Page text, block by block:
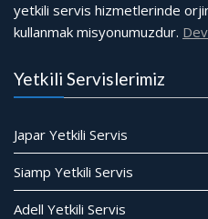
yetkili servis hizmetlerinde
kullanmak misyonumuzdur.
Yetkili Servislerimiz
Japar Yetkili Servis
Siamp Yetkili Servis
Adell Yetkili Servis